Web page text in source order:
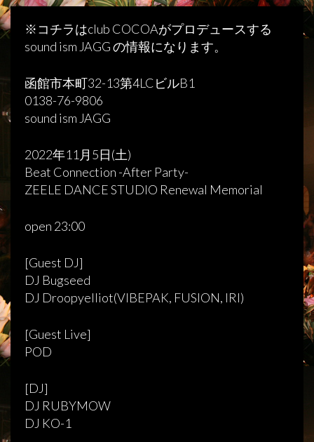
※コチラはclub COCOAがプロデュースする
sound ism JAGG の情報になります。
函館市本町32-13第4LCビルB1
0138-76-9806
sound ism JAGG
2022年11月5日(土)
Beat Connection -After Party-
ZEELE DANCE STUDIO Renewal Memorial
open 23:00
[Guest DJ]
DJ Bugseed
DJ Droopyelliot(VIBEPAK, FUSION, IRI)
[Guest Live]
POD
[DJ]
DJ RUBYMOW
DJ KO-1